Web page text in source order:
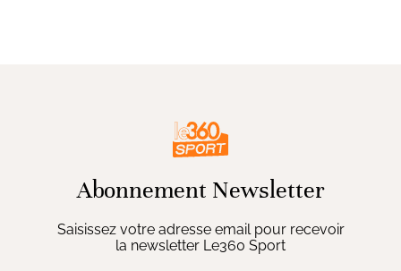
Abonnement Newsletter
Saisissez votre adresse email pour recevoir
la newsletter Le360 Sport